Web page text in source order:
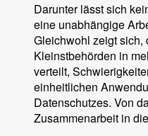
Darunter lässt sich
eine unabhängige
Gleichwohl zeigt
Kleinstbehörden in
verteilt,
einheitlichen
Datenschutzes. Von
Zusammenarbeit in